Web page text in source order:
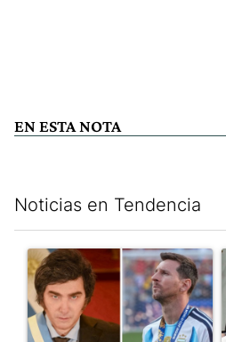
EN ESTA NOTA
Noticias en Tendencia
Un artículo de tendencia con el